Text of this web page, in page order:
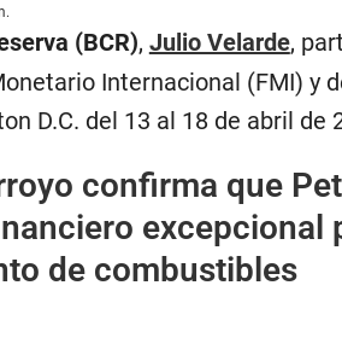
(BCR), Julio Velarde,
Internacional (FMI) y
D.C. del 13 al 18 de abril de
confirma que
excepcional
de combustibles